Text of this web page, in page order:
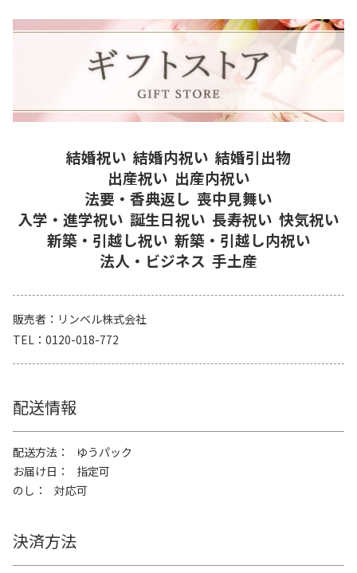
結婚祝い 結婚内祝い 結婚引出物
出産祝い 出産内祝い
法要・香典返し 喪中見舞い
入学・進学祝い 誕生日祝い 長寿祝い 快気祝い
新築・引越し祝い 新築・引越し内祝い
法人・ビジネス 手土産
販売者
リンベル株式会社
TEL
0120-018-772
配送情報
配送方法
ゆうパック
お届け日
指定可
のし
対応可
決済方法